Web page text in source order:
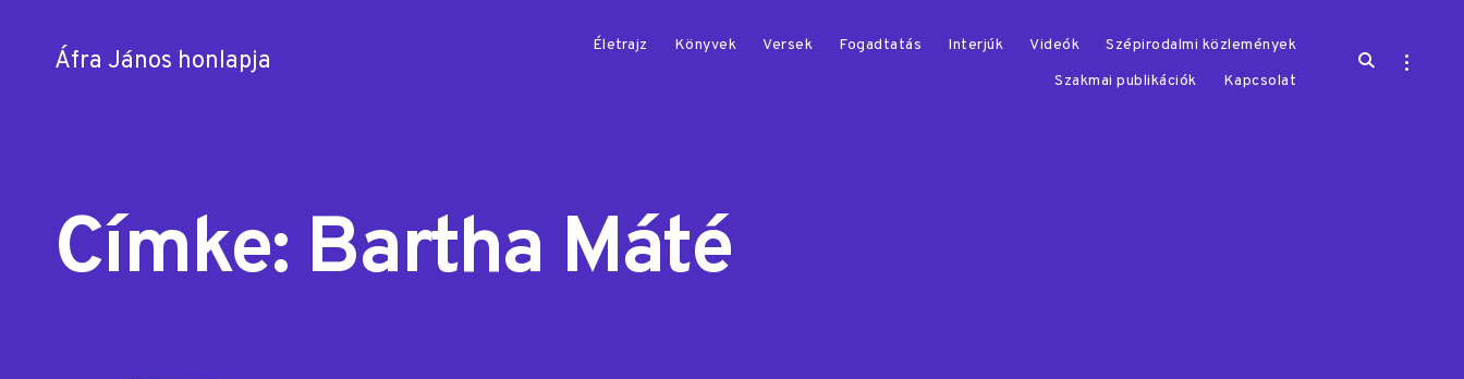
Áfra János honlapja
Életrajz Könyvek Versek Fogadtatás Interjúk Videók
Szépirodalmi közlemények
Szakmai publikációk
Kapcsolat
open
open
Címke: Bartha Máté